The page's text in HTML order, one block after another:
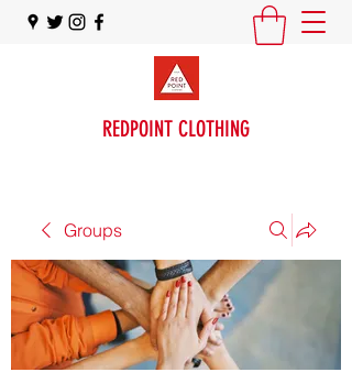
REDPOINT CLOTHING
Groups